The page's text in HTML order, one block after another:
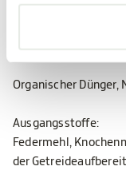
Dosierhilfe: 1
Organischer Dünger,
Ausgangsstoffe:
Federmehl,
der